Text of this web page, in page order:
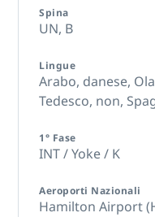
Spina
UN, B
Lingue
Arabo, danese,
Tedesco, non,
1° Fase
INT / Yoke / K
Aeroporti Nazionali
Hamilton Airport